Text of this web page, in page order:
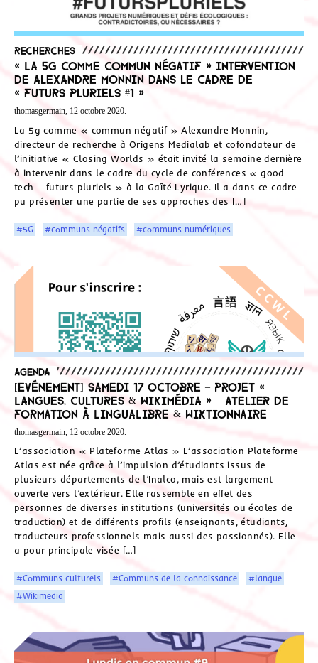
Recherches
« La 5g comme commun négatif » intervention
de Alexandre Monnin dans le cadre de
« Futurs Pluriels #1 »
thomasgermain, 12 octobre 2020.
La 5g comme « commun négatif » Alexandre Monnin,
directeur de recherche à Origens Medialab et cofondateur de
l’initiative « Closing Worlds » était invité la semaine dernière
à intervenir dans le cadre du cycle de conférences « good
tech – futurs pluriels » à la Gaîté Lyrique. Il a dans ce cadre
pu présenter une partie de ses approches des […]
#5G #communs négatifs #communs numériques
Agenda
[Evénement] Samedi 17 octobre – projet «
Langues, Cultures & Wikimédia » – atelier de
formation à LinguaLibre & Wiktionnaire
thomasgermain, 12 octobre 2020.
L’association « Plateforme Atlas » L’association Plateforme
Atlas est née grâce à l’impulsion d’étudiants issus de
plusieurs départements de l’Inalco, mais est largement
ouverte vers l’extérieur. Elle rassemble en effet des
personnes de diverses institutions (universités ou écoles de
traduction) et de différents profils (enseignants, étudiants,
traducteurs professionnels mais aussi des passionnés). Elle
a pour principale visée […]
#Communs culturels #Communs de la connaissance
#langue
#Wikimedia